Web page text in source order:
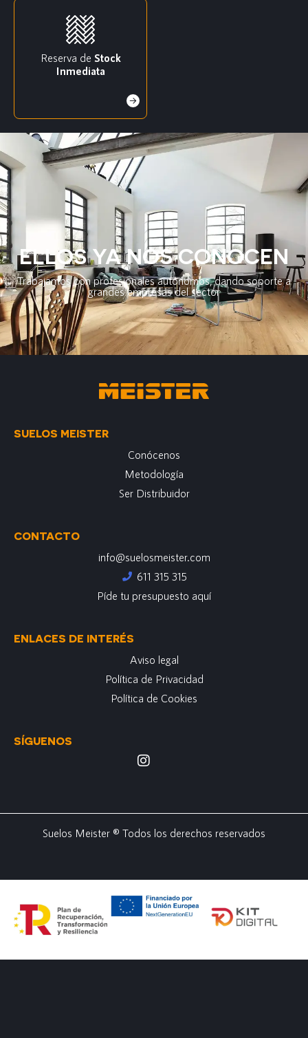
Reserva de Stock
Inmediata
ELLOS YA NOS CONOCEN
Trabajamos con profesionales autónomos, dando soporte a
grandes empresas del sector
SUELOS MEISTER
Conócenos
Metodología
Ser Distribuidor
CONTACTO
info@suelosmeister.com
611 315 315
Píde tu presupuesto aquí
ENLACES DE INTERÉS
Aviso legal
Política de Privacidad
Política de Cookies
SÍGUENOS
Suelos Meister ® Todos los derechos reservados